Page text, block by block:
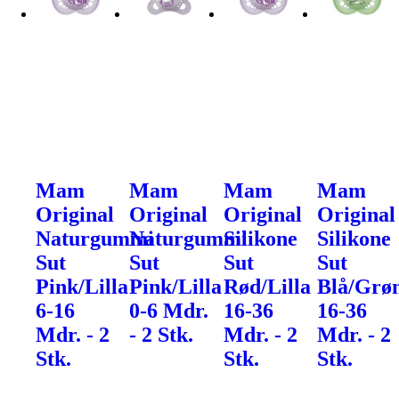
Mam
Original
Naturgummi
Sut
Pink/Lilla
6-16
Mdr. - 2
Stk.
Mam
Original
Naturgummi
Sut
Pink/Lilla
0-6 Mdr.
- 2 Stk.
Mam
Original
Silikone
Sut
Rød/Lilla
16-36
Mdr. - 2
Stk.
Mam
Original
Silikone
Sut
Blå/
16-36
Mdr. - 2
Stk.